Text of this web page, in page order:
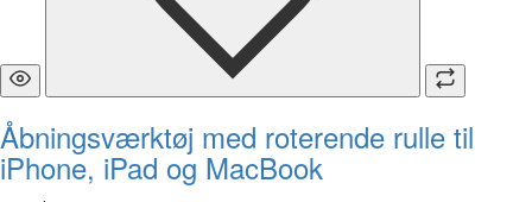
Åbningsværktøj med roterende rulle til
iPhone, iPad og MacBook